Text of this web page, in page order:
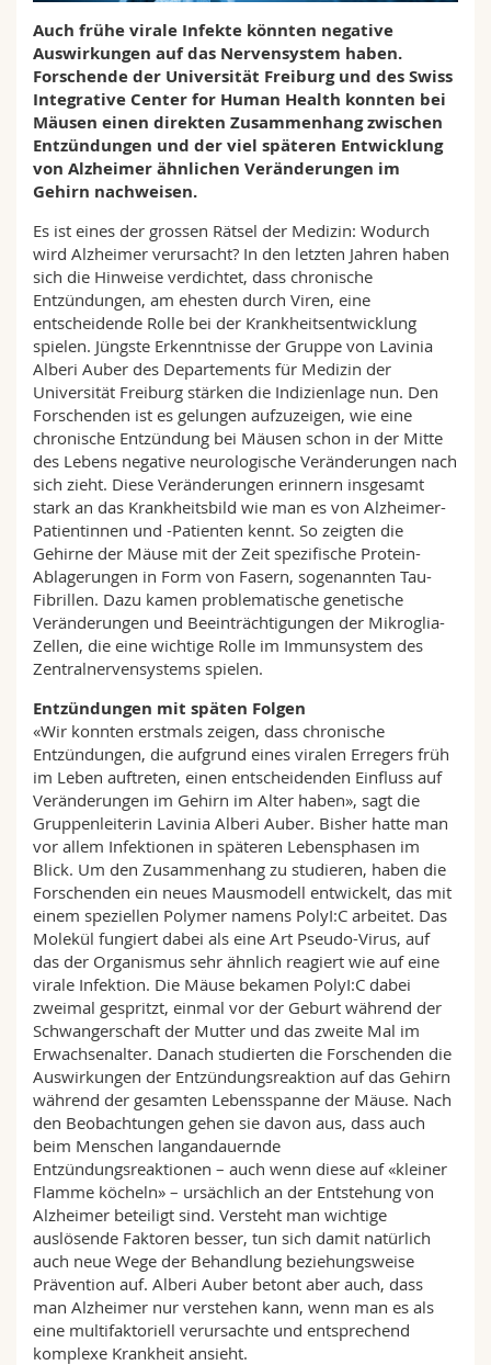
Interfakultär
Doktorierende
Vorlesungsverzeichnis
MyUnifr
Auch frühe virale Infekte könnten negative
Auswirkungen auf das Nervensystem haben.
Forschende der Universität Freiburg und des Swiss
Integrative Center for Human Health konnten bei
Mäusen einen direkten Zusammenhang zwischen
Entzündungen und der viel späteren Entwicklung
von Alzheimer ähnlichen Veränderungen im
Gehirn nachweisen.
Es ist eines der grossen Rätsel der Medizin: Wodurch
wird Alzheimer verursacht? In den letzten Jahren haben
sich die Hinweise verdichtet, dass chronische
Entzündungen, am ehesten durch Viren, eine
entscheidende Rolle bei der Krankheitsentwicklung
spielen. Jüngste Erkenntnisse der Gruppe von Lavinia
Alberi Auber des Departements für Medizin der
Universität Freiburg stärken die Indizienlage nun. Den
Forschenden ist es gelungen aufzuzeigen, wie eine
chronische Entzündung bei Mäusen schon in der Mitte
des Lebens negative neurologische Veränderungen nach
sich zieht. Diese Veränderungen erinnern insgesamt
stark an das Krankheitsbild wie man es von Alzheimer-
Patientinnen und -Patienten kennt. So zeigten die
Gehirne der Mäuse mit der Zeit spezifische Protein-
Ablagerungen in Form von Fasern, sogenannten Tau-
Fibrillen. Dazu kamen problematische genetische
Veränderungen und Beeinträchtigungen der Mikroglia-
Zellen, die eine wichtige Rolle im Immunsystem des
Zentralnervensystems spielen.
Entzündungen mit späten Folgen
«Wir konnten erstmals zeigen, dass chronische
Entzündungen, die aufgrund eines viralen Erregers früh
im Leben auftreten, einen entscheidenden Einfluss auf
Veränderungen im Gehirn im Alter haben», sagt die
Gruppenleiterin Lavinia Alberi Auber. Bisher hatte man
vor allem Infektionen in späteren Lebensphasen im
Blick. Um den Zusammenhang zu studieren, haben die
Forschenden ein neues Mausmodell entwickelt, das mit
einem speziellen Polymer namens PolyI:C arbeitet. Das
Molekül fungiert dabei als eine Art Pseudo-Virus, auf
das der Organismus sehr ähnlich reagiert wie auf eine
virale Infektion. Die Mäuse bekamen PolyI:C dabei
zweimal gespritzt, einmal vor der Geburt während der
Schwangerschaft der Mutter und das zweite Mal im
Erwachsenalter. Danach studierten die Forschenden die
Auswirkungen der Entzündungsreaktion auf das Gehirn
während der gesamten Lebensspanne der Mäuse. Nach
den Beobachtungen gehen sie davon aus, dass auch
beim Menschen langandauernde
Entzündungsreaktionen – auch wenn diese auf «kleiner
Flamme köcheln» – ursächlich an der Entstehung von
Alzheimer beteiligt sind. Versteht man wichtige
auslösende Faktoren besser, tun sich damit natürlich
auch neue Wege der Behandlung beziehungsweise
Prävention auf. Alberi Auber betont aber auch, dass
man Alzheimer nur verstehen kann, wenn man es als
eine multifaktoriell verursachte und entsprechend
komplexe Krankheit ansieht.